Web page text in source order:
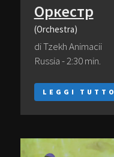
Оркестр
(Orchestra)
di Tzekh Animacii
Russia - 2:30 min.
LEGGI TUTTO